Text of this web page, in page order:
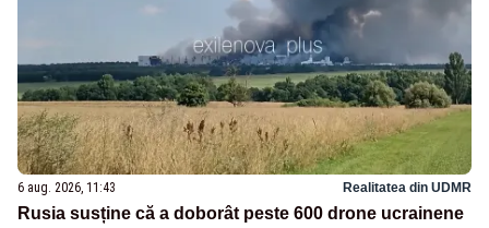
6 aug. 2026, 11:43 Realitatea din UDMR
Rusia susține că a doborât peste 600 drone ucrainene